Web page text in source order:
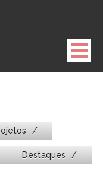
Destaques